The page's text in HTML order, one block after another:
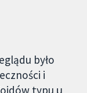
było
i
typu μ